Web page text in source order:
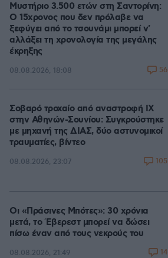
Μυστήριο 3.500 ετών στη Σαντορίνη:
Ο 15χρονος που δεν πρόλαβε να
ξεφύγει από το τσουνάμι μπορεί ν'
αλλάξει τη χρονολογία της μεγάλης
έκρηξης
08.08.2026, 18:08 56
Σοβαρό τροχαίο από αναστροφή ΙΧ
στην Αθηνών-Σουνίου: Συγκρούστηκε
με μηχανή της ΔΙΑΣ, δύο αστυνομικοί
τραυματίες, βίντεο
08.08.2026, 23:07 105
Οι «Πράσινες Μπότες»: 30 χρόνια
μετά, το Έβερεστ μπορεί να δώσει
πίσω έναν από τους νεκρούς του
08.08.2026, 21:49 14